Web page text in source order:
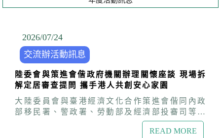
2026/07/24
交流辦活動訊息
陸委會與策進會偕政府機關辦理關懷座談 現場拆
解定居審查提問 攜手港人共創安心家園
大陸委員會與臺港經濟文化合作策進會偕同內政
部移民署、警政署、勞動部及經濟部投審司等相
關機關代表，今(24)日於新北市板橋區舉辦「關
懷港澳居民來臺居留定居座談會」，與逾80位移
READ MORE